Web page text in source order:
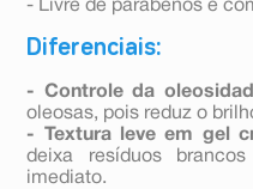
- Livre de parabenos e
Diferenciais:
- Controle da
oleosas, pois reduz o
- Textura leve em gel
deixa resíduos
imediato.